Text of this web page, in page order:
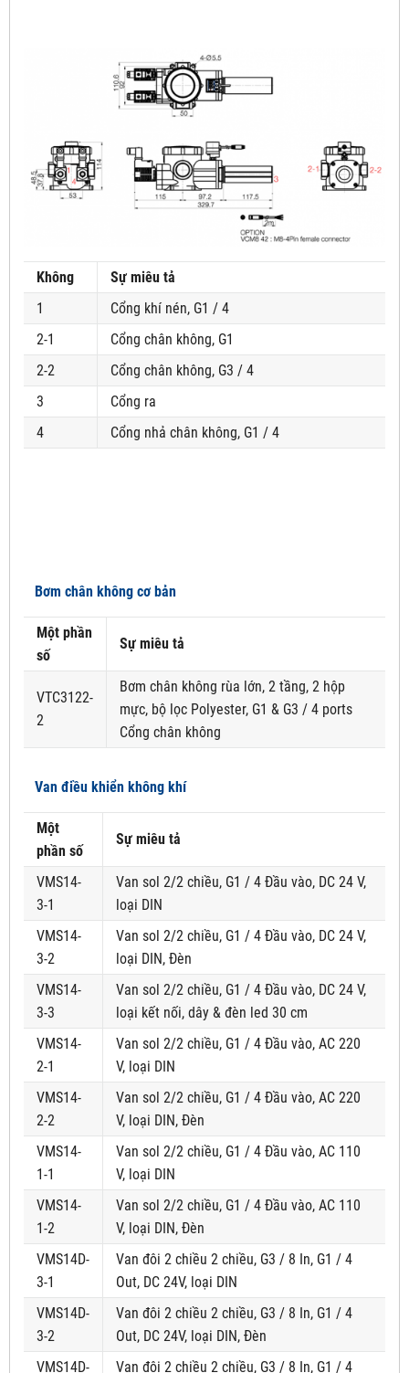
Không
Sự miêu tả
1
Cổng khí nén, G1 / 4
2-1
Cổng chân không, G1
2-2
Cổng chân không, G3 / 4
3
Cổng ra
4
Cổng nhả chân không, G1 / 4
Bơm chân không cơ bản
Một phần
số
Sự miêu tả
VTC3122-
2
Bơm chân không rùa lớn, 2 tầng, 2 hộp
mực, bộ lọc Polyester, G1 & G3 / 4 ports
Cổng chân không
Van điều khiển không khí
Một
phần số
Sự miêu tả
VMS14-
3-1
Van sol 2/2 chiều, G1 / 4 Đầu vào, DC 24 V,
loại DIN
VMS14-
3-2
Van sol 2/2 chiều, G1 / 4 Đầu vào, DC 24 V,
loại DIN, Đèn
VMS14-
3-3
Van sol 2/2 chiều, G1 / 4 Đầu vào, DC 24 V,
loại kết nối, dây & đèn led 30 cm
VMS14-
2-1
Van sol 2/2 chiều, G1 / 4 Đầu vào, AC 220
V, loại DIN
VMS14-
2-2
Van sol 2/2 chiều, G1 / 4 Đầu vào, AC 220
V, loại DIN, Đèn
VMS14-
1-1
Van sol 2/2 chiều, G1 / 4 Đầu vào, AC 110
V, loại DIN
VMS14-
1-2
Van sol 2/2 chiều, G1 / 4 Đầu vào, AC 110
V, loại DIN, Đèn
VMS14D-
3-1
Van đôi 2 chiều 2 chiều, G3 / 8 In, G1 / 4
Out, DC 24V, loại DIN
VMS14D-
3-2
Van đôi 2 chiều 2 chiều, G3 / 8 In, G1 / 4
Out, DC 24V, loại DIN, Đèn
VMS14D-
Van đôi 2 chiều 2 chiều, G3 / 8 In, G1 / 4